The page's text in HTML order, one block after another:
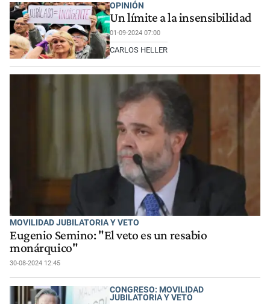
OPINIÓN
Un límite a la insensibilidad
01-09-2024 07:00
CARLOS HELLER
MOVILIDAD JUBILATORIA Y VETO
Eugenio Semino: "El veto es un resabio
monárquico"
30-08-2024 12:45
CONGRESO: MOVILIDAD
JUBILATORIA Y VETO